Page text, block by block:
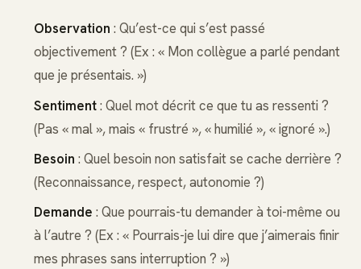
Observation : Qu’est-ce qui s’est passé
objectivement ? (Ex : « Mon collègue a parlé pendant
que je présentais. »)
Sentiment: Quel mot décrit ce que tu as ressenti ?
(Pas « mal », mais « frustré », « humilié », « ignoré ».)
Besoin : Quel besoin non satisfait se cache derrière ?
(Reconnaissance, respect, autonomie ?)
Demande : Que pourrais-tu demander à toi-même ou
à l’autre ? (Ex : « Pourrais-je lui dire que j’aimerais finir
mes phrases sans interruption ? »)